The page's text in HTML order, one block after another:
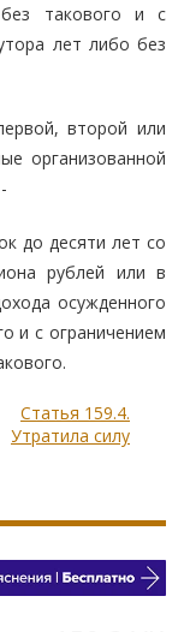
такового и с
лет либо без
второй или
организованной
до десяти лет со
рублей или в
осужденного
и с ограничением
Статья 159.4.
Утратила силу